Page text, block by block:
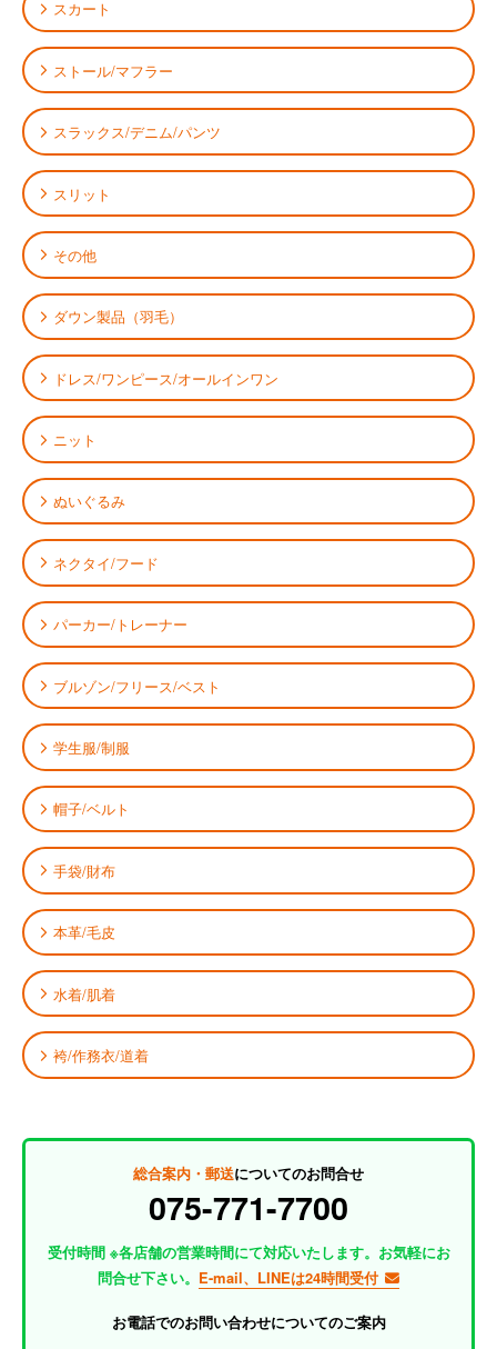
スカート
ストール/マフラー
スラックス/デニム/パンツ
スリット
その他
ダウン製品（羽毛）
ドレス/ワンピース/オールインワン
ニット
ぬいぐるみ
ネクタイ/フード
パーカー/トレーナー
ブルゾン/フリース/ベスト
学生服/制服
帽子/ベルト
手袋/財布
本革/毛皮
水着/肌着
袴/作務衣/道着
総合案内・郵送についてのお問合せ
075-771-7700
受付時間 ※各店舗の営業時間にて対応いたします。お気軽にお
問合せ下さい。 E-mail、LINEは24時間受付
お電話でのお問い合わせについてのご案内